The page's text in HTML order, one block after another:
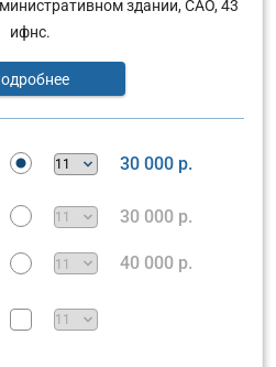
здании, САО, 43
ифнс.
30 000 р.
30 000 р.
40 000 р.